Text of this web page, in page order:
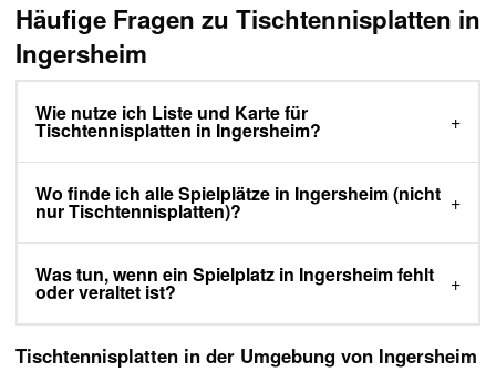
Häufige Fragen zu Tischtennisplatten in
Ingersheim
Wie nutze ich Liste und Karte für
Tischtennisplatten in Ingersheim?
Wo finde ich alle Spielplätze in Ingersheim (nicht
nur Tischtennisplatten)?
Was tun, wenn ein Spielplatz in Ingersheim fehlt
oder veraltet ist?
Tischtennisplatten in der Umgebung von Ingersheim